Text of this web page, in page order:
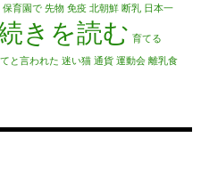
保育園で 先物 免疫 北朝鮮 断乳 日本一
きを読む 育てる
と言われた 迷い猫 通貨 運動会 離乳食